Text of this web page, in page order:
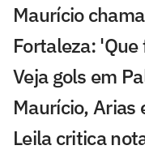
Maurício
Fortaleza: 'Que
Veja gols em
Maurício, Arias
Leila critica